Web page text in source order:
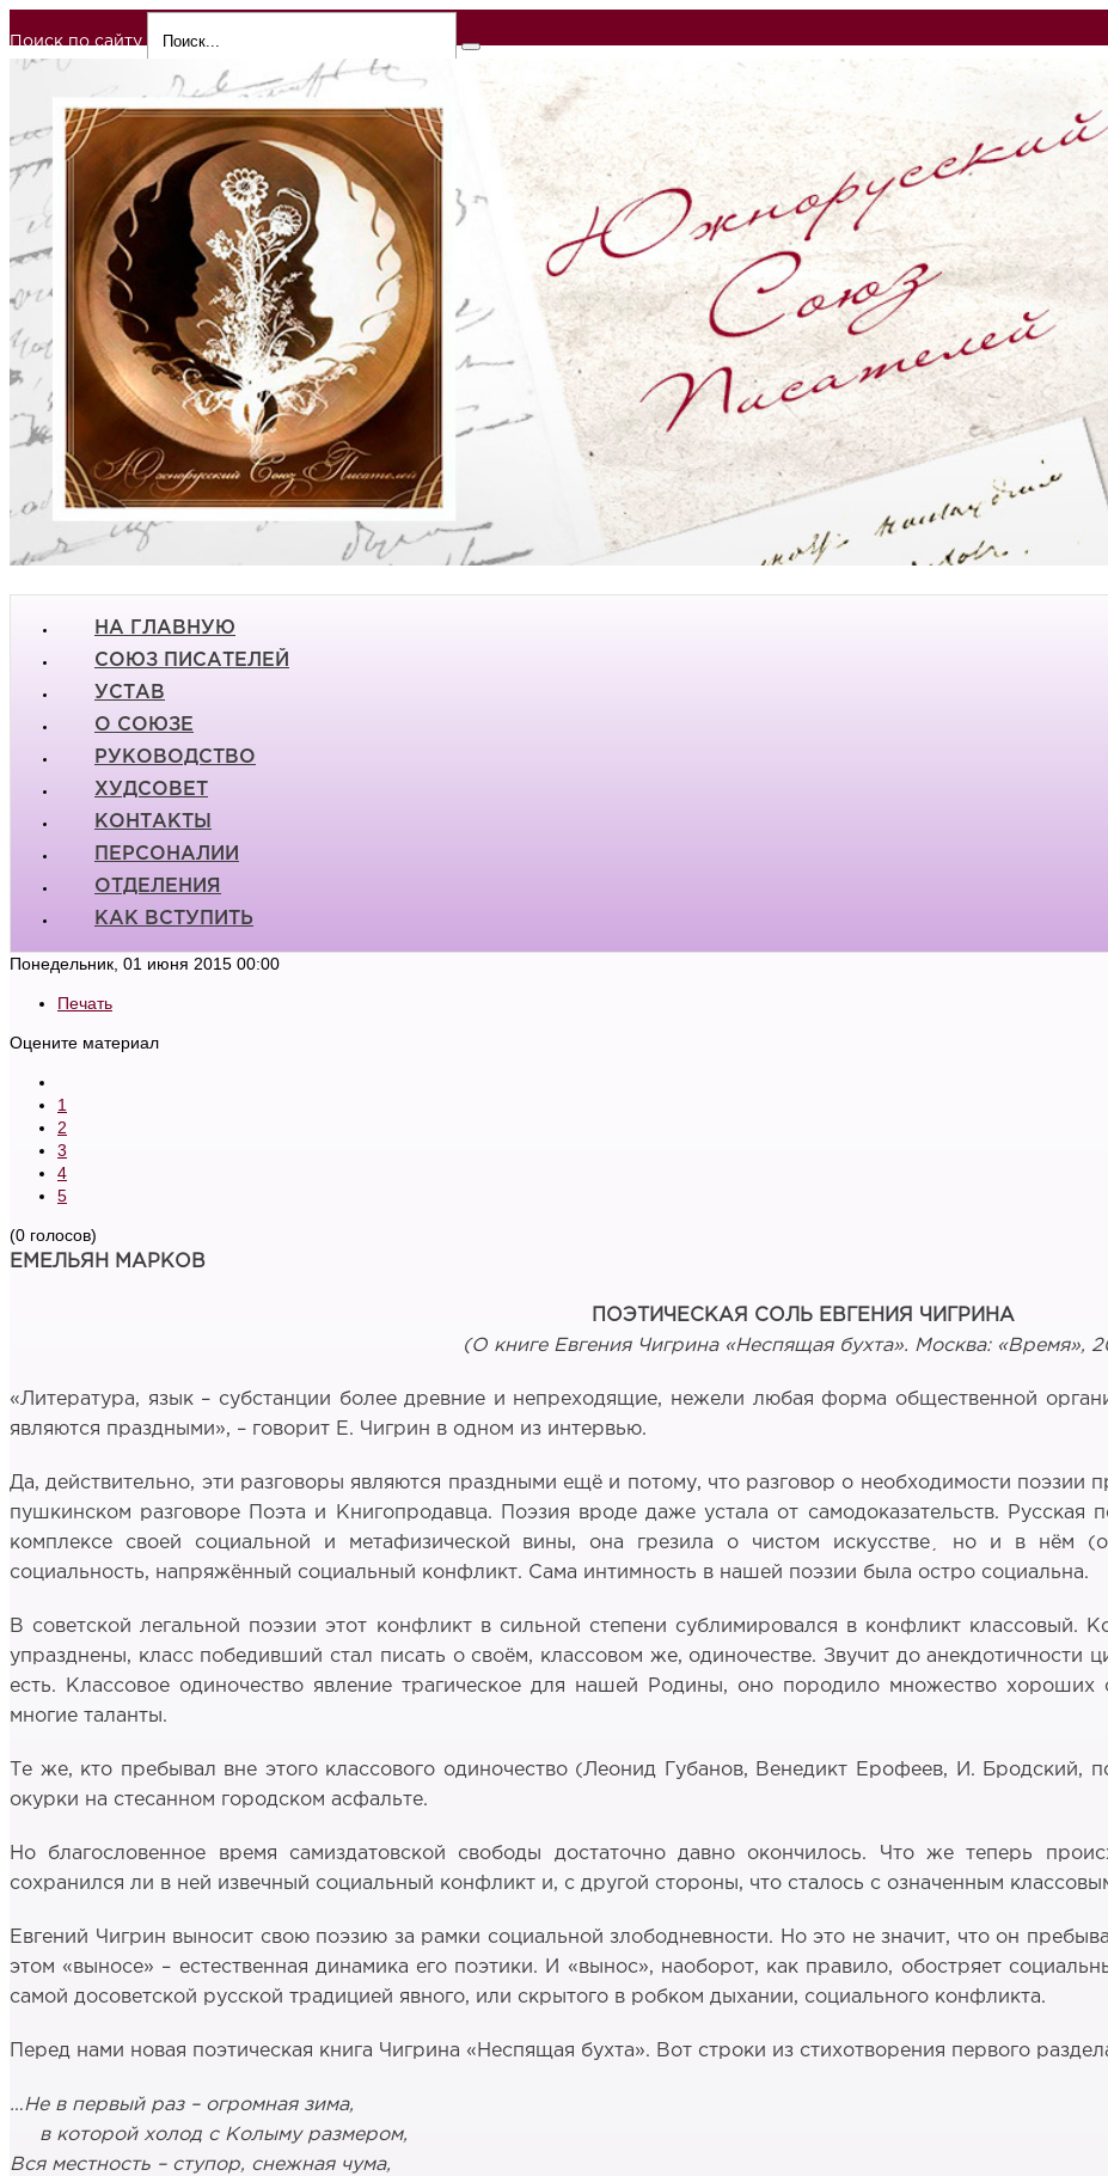
Поиск по сайту
НА ГЛАВНУЮ
СОЮЗ ПИСАТЕЛЕЙ
УСТАВ
О СОЮЗЕ
РУКОВОДСТВО
ХУДСОВЕТ
КОНТАКТЫ
ПЕРСОНАЛИИ
ОТДЕЛЕНИЯ
КАК ВСТУПИТЬ
Понедельник, 01 июня 2015 00:00
Печать
Оцените материал
1
2
3
4
5
(0 голосов)
ЕМЕЛЬЯН МАРКОВ
ПОЭТИЧЕСКАЯ СОЛЬ ЕВГЕНИЯ ЧИГРИНА
(О книге Евгения Чигрина «Неспящая бухта». Москва: «Время»,
«Литература, язык – субстанции более древние и непреходящие, нежели любая форма общественной
являются праздными», – говорит Е. Чигрин в одном из интервью.
Да, действительно, эти разговоры являются праздными ещё и потому, что разговор о необходимости поэзии
пушкинском разговоре Поэта и Книгопродавца. Поэзия вроде даже устала от самодоказательств. Русская
комплексе своей социальной и метафизической вины, она грезила о чистом искусстве¸ но и в нём
социальность, напряжённый социальный конфликт. Сама интимность в нашей поэзии была остро социальна.
В советской легальной поэзии этот конфликт в сильной степени сублимировался в конфликт классовый.
упразднены, класс победивший стал писать о своём, классовом же, одиночестве. Звучит до анекдотичности
есть. Классовое одиночество явление трагическое для нашей Родины, оно породило множество хороших
многие таланты.
Те же, кто пребывал вне этого классового одиночество (Леонид Губанов, Венедикт Ерофеев, И. Бродский,
окурки на стесанном городском асфальте.
Но благословенное время самиздатовской свободы достаточно давно окончилось. Что же теперь
сохранился ли в ней извечный социальный конфликт и, с другой стороны, что сталось с означенным
Евгений Чигрин выносит свою поэзию за рамки социальной злободневности. Но это не значит, что он
этом «выносе» – естественная динамика его поэтики. И «вынос», наоборот, как правило, обостряет
самой досоветской русской традицией явного, или скрытого в робком дыхании, социального конфликта.
Перед нами новая поэтическая книга Чигрина «Неспящая бухта». Вот строки из стихотворения первого
…Не в первый раз – огромная зима,
в которой холод с Колыму размером,
Вся местность – ступор, снежная чума,